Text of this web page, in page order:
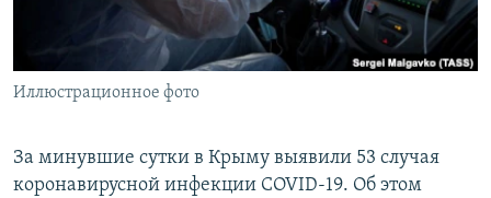
ПОБЕДИТЕЛЕЙ НЕ СУДЯТ?
КРЫМ.НЕПОКОРЕННЫЙ
ELIFBE
ПРИСОЕДИНЯЙТЕСЬ!
Все сайты RFE/RL
Иллюстрационное фото
За минувшие сутки в Крыму выявили 53 случая
коронавирусной инфекции COVID-19. Об этом